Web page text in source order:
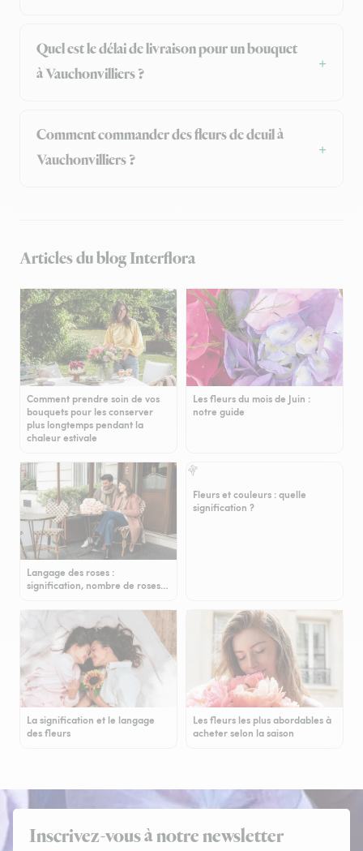
Quel est le délai de livraison pour un bouquet
à Vauchonvilliers ?
Comment commander des fleurs de deuil à
Vauchonvilliers ?
Articles du blog Interflora
Comment prendre soin de vos
bouquets pour les conserver
plus longtemps pendant la
chaleur estivale
Les fleurs du mois de Juin :
notre guide
Langage des roses :
signification, nombre de roses…
Fleurs et couleurs : quelle
signification ?
La signification et le langage
des fleurs
Les fleurs les plus abordables à
acheter selon la saison
Inscrivez-vous à notre newsletter